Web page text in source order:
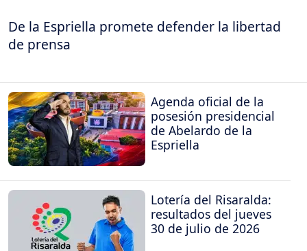
De la Espriella promete defender la libertad
de prensa
Agenda oficial de la
posesión presidencial
de Abelardo de la
Espriella
Lotería del Risaralda:
resultados del jueves
30 de julio de 2026